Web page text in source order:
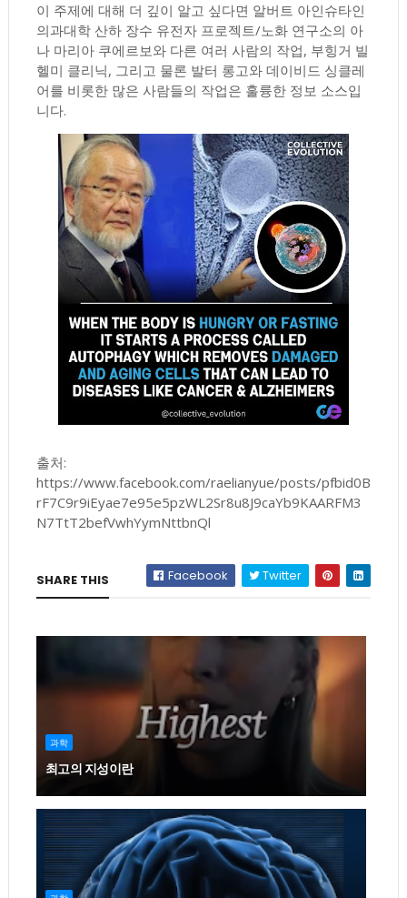
이 주제에 대해 더 깊이 알고 싶다면 알버트 아인슈타인
의과대학 산하 장수 유전자 프로젝트/노화 연구소의 아
나 마리아 쿠에르보와 다른 여러 사람의 작업, 부힝거 빌
헬미 클리닉, 그리고 물론 발터 롱고와 데이비드 싱클레
어를 비롯한 많은 사람들의 작업은 훌륭한 정보 소스입
니다.
출처:
https://www.facebook.com/raelianyue/posts/pfbid0B
rF7C9r9iEyae7e95e5pzWL2Sr8u8J9caYb9KAARFM3
N7TtT2befVwhYymNttbnQl
SHARE THIS Facebook Twitter
과학
최고의 지성이란